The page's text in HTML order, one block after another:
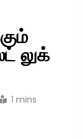
லுக்
1 mins